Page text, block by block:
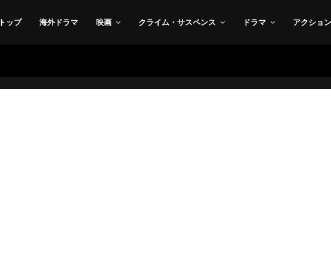
トップ 海外ドラマ 映画 クライム・サスペンス ドラマ アクション